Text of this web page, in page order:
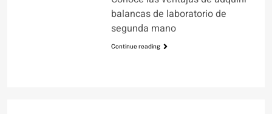
balancas de laboratorio de
segunda mano
Continue reading